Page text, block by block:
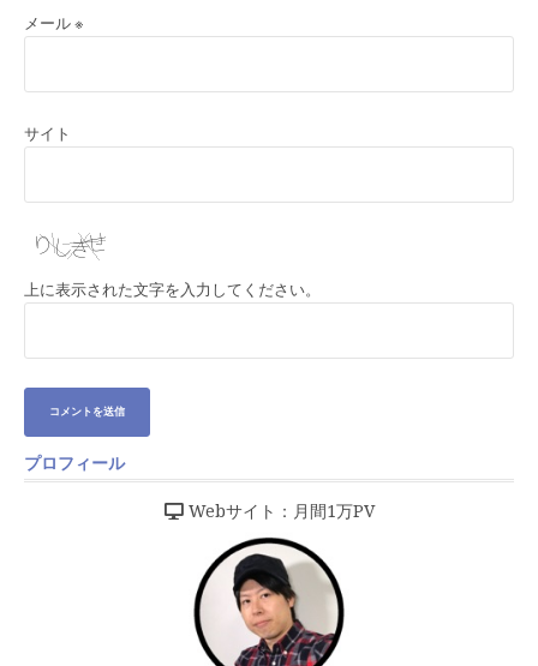
メール ※
サイト
上に表示された文字を入力してください。
プロフィール
Webサイト：月間1万PV